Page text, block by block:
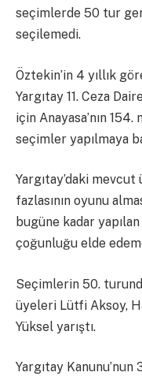
seçimlerde 50 tur
seçilemedi.
Öztekin’in 4 yıllık
Yargıtay 11. Ceza
için Anayasa’nın 154.
seçimler yapılmaya
Yargıtay’daki mevcut
fazlasının oyunu
bugüne kadar
çoğunluğu elde
Seçimlerin 50.
üyeleri Lütfi Aksoy,
Yüksel yarıştı.
Yargıtay